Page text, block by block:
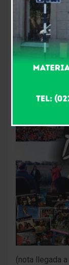
2 meses atrás
(nota llegada